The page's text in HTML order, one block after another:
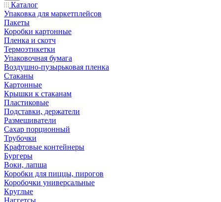
Каталог
Упаковка для маркетплейсов
Пакеты
Коробки картонные
Пленка и скотч
Термоэтикетки
Упаковочная бумага
Воздушно-пузырьковая пленка
Стаканы
Картонные
Крышки к стаканам
Пластиковые
Подставки, держатели
Размешиватели
Сахар порционный
Трубочки
Крафтовые контейнеры
Бургеры
Воки, лапша
Коробки для пиццы, пирогов
Коробочки универсальные
Круглые
Наггетсы